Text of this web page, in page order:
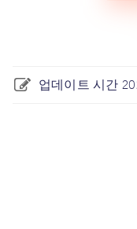
업데이트 시간